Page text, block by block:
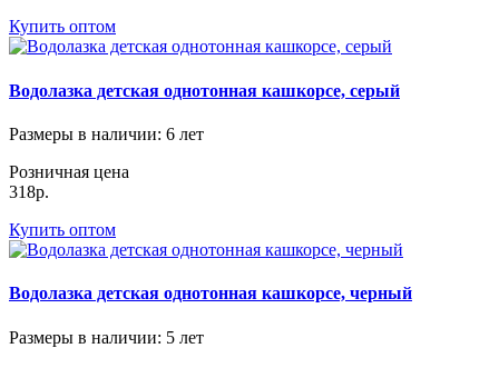
Купить оптом
Водолазка детская однотонная кашкорсе, серый
Размеры в наличии: 6 лет
Розничная цена
318р.
Купить оптом
Водолазка детская однотонная кашкорсе, черный
Размеры в наличии: 5 лет